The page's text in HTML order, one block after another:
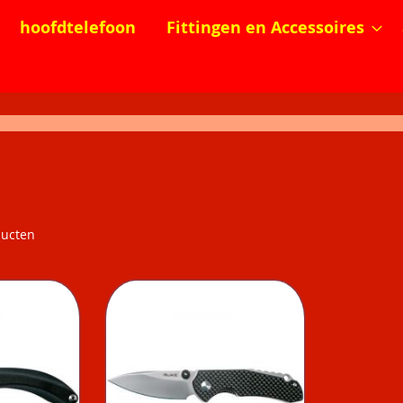
hoofdtelefoon Fittingen en Accessoires